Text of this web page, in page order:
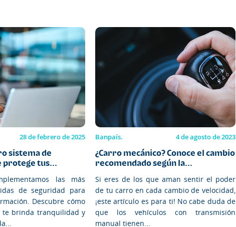
28 de febrero de 2025
sistema de
protege tus...
las más
de seguridad para
Descubre cómo
te brinda tranquilidad y
Banpaís. 4 de agosto de 2023
¿Carro mecánico? Conoce el cambio
recomendado según la...
Si eres de los que aman sentir el poder
de tu carro en cada cambio de velocidad,
¡este artículo es para ti! No cabe duda de
que los vehículos con transmisión
manual tienen...